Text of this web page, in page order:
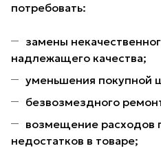
потребовать:
замены
надлежащего качества;
уменьшения покупной
безвозмездного
возмещение расходов
недостатков в товаре;